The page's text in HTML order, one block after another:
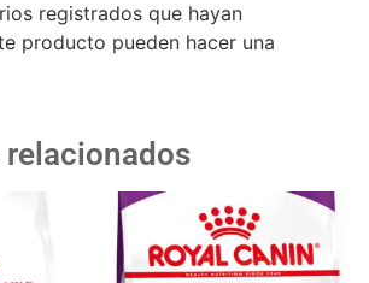
registrados que hayan
producto pueden hacer una